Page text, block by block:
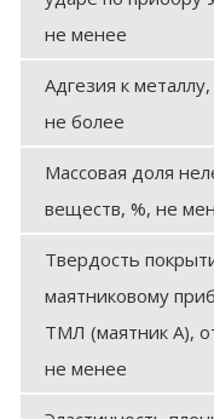
не менее
Адгезия к
не более
Массовая доля
веществ, %, не
Твердость
маятниковому
ТМЛ (маятник А),
не менее